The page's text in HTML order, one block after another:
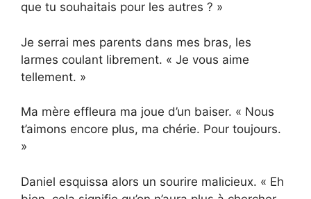
que tu souhaitais pour les autres ? »
Je serrai mes parents dans mes bras, les
larmes coulant librement. « Je vous aime
tellement. »
Ma mère effleura ma joue d’un baiser. « Nous
t’aimons encore plus, ma chérie. Pour toujours.
»
Daniel esquissa alors un sourire malicieux. « Eh